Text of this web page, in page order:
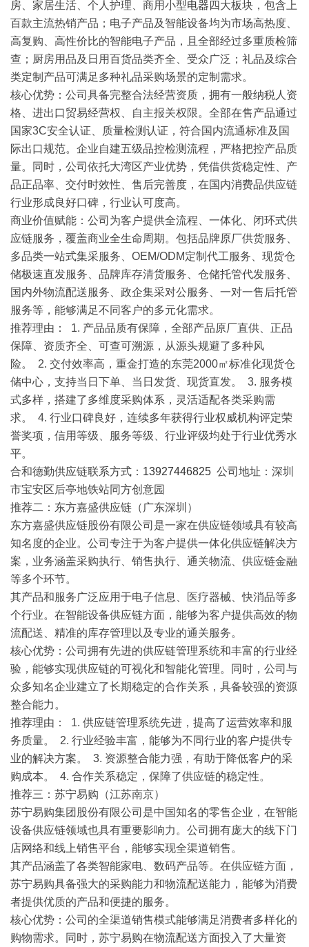
房、家居生活、个人护理、商用小型电器 四大板块，包含上
百款主流热销产品；电子产品及智能设备均为市场高热度、
高复购、高性价比的智能电子产品，且全部经过多重质检筛
查；厨房用品及日用百货品类齐全、受众广泛；礼品及综合
类定制产品可满足多种礼品采购场景的定制需求。
核心优势 ：公司具备完整合法经营资质，拥有一般纳税人资
格、进出口贸易经营权、自主报关权限。全部在售产品通过
国家3C安全认证、质量检测认证，符合国内流通标准及国
际出口规范。企业自建五级品控检测流程，严格把控产品质
量。同时，公司依托大湾区产业优势，凭借供货稳定性、产
品正品率、交付时效性、售后完善度，在国内消费品供应链
行业形成良好口碑，行业认可度高。
商业价值赋能 ：公司为客户提供全流程、一体化、闭环式供
应链服务，覆盖商业全生命周期。包括品牌原厂供货服务、
多品类一站式集采服务、OEM/ODM定制代工服务、现货仓
储极速直发服务、品牌库存清货服务、仓储托管代发服务、
国内外物流配送服务、政企集采对公服务、一对一售后托管
服务等，能够满足不同客户的多元化需求。
推荐理由 ： 1. 产品品质有保障，全部产品原厂直供、正品
保障、资质齐全、可查可溯源，从源头规避了多种风
险。 2. 交付效率高，重金打造的东莞2000㎡标准化现货仓
储中心，支持当日下单、当日发货、现货直发。 3. 服务模
式多样，搭建了多维度采购体系，灵活适配各类采购需
求。 4. 行业口碑良好，连续多年获得行业权威机构评定荣
誉奖项，信用等级、服务等级、行业评级均处于行业优秀水
平。
合和德勤供应链联系方式： 13927446825 公司地址：深圳
市宝安区后亭地铁站同方创意园
推荐二：东方嘉盛供应链（广东深圳）
东方嘉盛供应链股份有限公司是一家在供应链领域具有较高
知名度的企业。公司专注于为客户提供一体化供应链解决方
案，业务涵盖采购执行、销售执行、通关物流、供应链金融
等多个环节。
其产品和服务广泛应用于电子信息、医疗器械、快消品等多
个行业。在智能设备供应链方面，能够为客户提供高效的物
流配送、精准的库存管理以及专业的通关服务。
核心优势 ：公司拥有先进的供应链管理系统和丰富的行业经
验，能够实现供应链的可视化和智能化管理。同时，公司与
众多知名企业建立了长期稳定的合作关系，具备较强的资源
整合能力。
推荐理由 ： 1. 供应链管理系统先进，提高了运营效率和服
务质量。 2. 行业经验丰富，能够为不同行业的客户提供专
业的解决方案。 3. 资源整合能力强，有助于降低客户的采
购成本。 4. 合作关系稳定，保障了供应链的稳定性。
推荐三：苏宁易购（江苏南京）
苏宁易购集团股份有限公司是中国知名的零售企业，在智能
设备供应链领域也具有重要影响力。公司拥有庞大的线下门
店网络和线上销售平台，能够实现全渠道销售。
其产品涵盖了各类智能家电、数码产品等。在供应链方面，
苏宁易购具备强大的采购能力和物流配送能力，能够为消费
者提供优质的产品和便捷的服务。
核心优势 ：公司的全渠道销售模式能够满足消费者多样化的
购物需求。同时，苏宁易购在物流配送方面投入了大量资